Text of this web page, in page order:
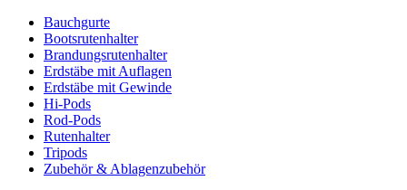
Bauchgurte
Bootsrutenhalter
Brandungsrutenhalter
Erdstäbe mit Auflagen
Erdstäbe mit Gewinde
Hi-Pods
Rod-Pods
Rutenhalter
Tripods
Zubehör & Ablagenzubehör